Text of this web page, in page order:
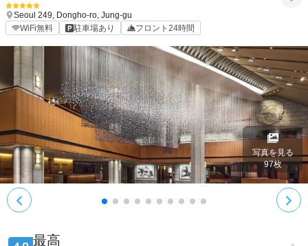
Seoul 249, Dongho-ro, Jung-gu
WiFi無料
駐車場あり フロント24時間
写真を見る
97枚
最高